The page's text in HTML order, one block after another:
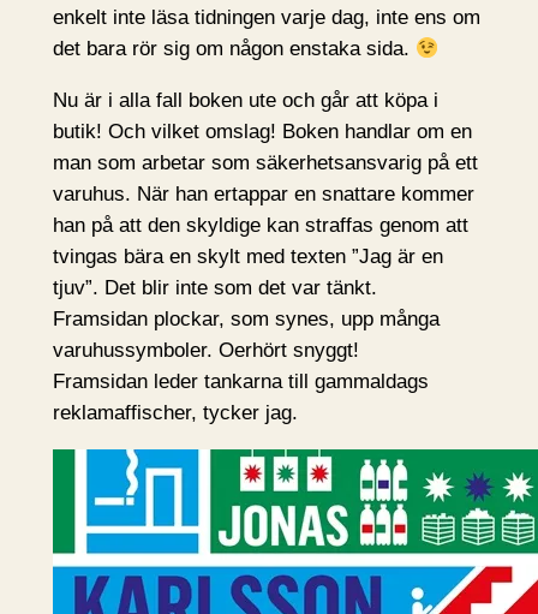
enkelt inte läsa tidningen varje dag, inte ens om
det bara rör sig om någon enstaka sida.
Nu är i alla fall boken ute och går att köpa i
butik! Och vilket omslag! Boken handlar om en
man som arbetar som säkerhetsansvarig på ett
varuhus. När han ertappar en snattare kommer
han på att den skyldige kan straffas genom att
tvingas bära en skylt med texten ”Jag är en
tjuv”. Det blir inte som det var tänkt.
Framsidan plockar, som synes, upp många
varuhussymboler. Oerhört snyggt!
Framsidan leder tankarna till gammaldags
reklamaffischer, tycker jag.